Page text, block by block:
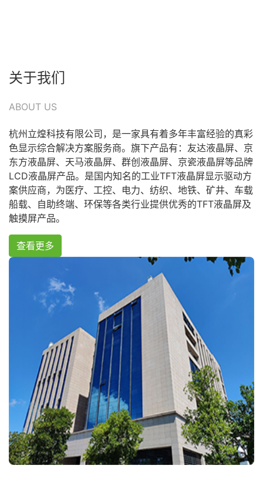
关于我们
杭州立煌科技有限公司，是一家具有着多年丰富经验的真彩
色显示综合解决方案服务商。旗下产品有：友达液晶屏、京
东方液晶屏、天马液晶屏、群创液晶屏、京瓷液晶屏等品牌
LCD液晶屏产品。是国内知名的工业TFT液晶屏显示驱动方
案供应商，为医疗、工控、电力、纺织、地铁、矿井、车载
船载、自助终端、环保等各类行业提供优秀的TFT液晶屏及
触摸屏产品。
查看更多